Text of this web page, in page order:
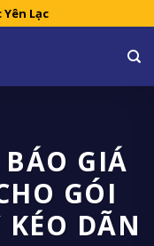
Lạc
GIÁ
GÓI
DÃN